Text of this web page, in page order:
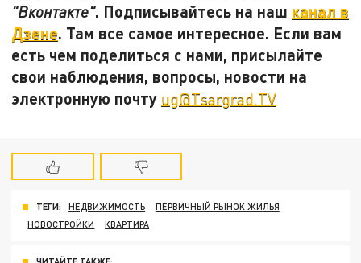
"Вконтакте". Подписывайтесь на наш канал в
Дзене. Там все самое интересное. Если вам
есть чем поделиться с нами, присылайте
свои наблюдения, вопросы, новости на
электронную почту ug@Tsargrad.TV
ТЕГИ: НЕДВИЖИМОСТЬ
ПЕРВИЧНЫЙ РЫНОК ЖИЛЬЯ
НОВОСТРОЙКИ
КВАРТИРА